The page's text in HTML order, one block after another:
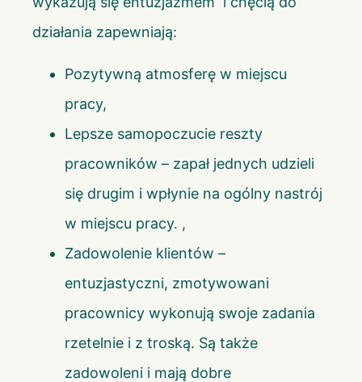
działania zapewniają:
Pozytywną atmosferę w miejscu
pracy,
Lepsze samopoczucie reszty
pracowników – zapał jednych udzieli
się drugim i wpłynie na ogólny nastrój
w miejscu pracy. ,
Zadowolenie klientów –
entuzjastyczni, zmotywowani
pracownicy wykonują swoje zadania
rzetelnie i z troską. Są także
zadowoleni i mają dobre